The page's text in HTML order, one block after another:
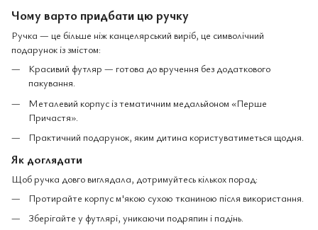
Чому варто придбати цю ручку
Ручка — це більше ніж канцелярський виріб, це символічний
подарунок із змістом:
Красивий футляр — готова до вручення без додаткового
пакування.
Металевий корпус із тематичним медальйоном «Перше
Причастя».
Практичний подарунок, яким дитина користуватиметься щодня.
Як доглядати
Щоб ручка довго виглядала, дотримуйтесь кількох порад:
Протирайте корпус м'якою сухою тканиною після використання.
Зберігайте у футлярі, уникаючи подряпин і падінь.